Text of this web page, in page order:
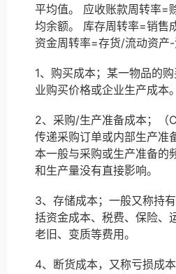
平均值。 应收账款周转率=
均余额。 库存周转率=销售
资金周转率=存货/流动资产-
1、购买成本；某一物品的
业购买价格或企业生产成本。
2、采购/生产准备成本；（
传递采购订单或内部生产准
本一般与采购或生产准备的
和生产量没有直接影响。
3、存储成本；一般又称持
括资金成本、税费、保险、
老旧、变质等费用。
4、断货成本，又称亏损成